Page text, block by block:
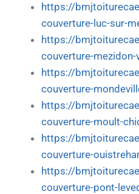
https://
couverture-luc-sur-
https://
couverture-
https://
couverture-
https://
couverture-moult-
https://
couverture-
https://
couverture-pont-